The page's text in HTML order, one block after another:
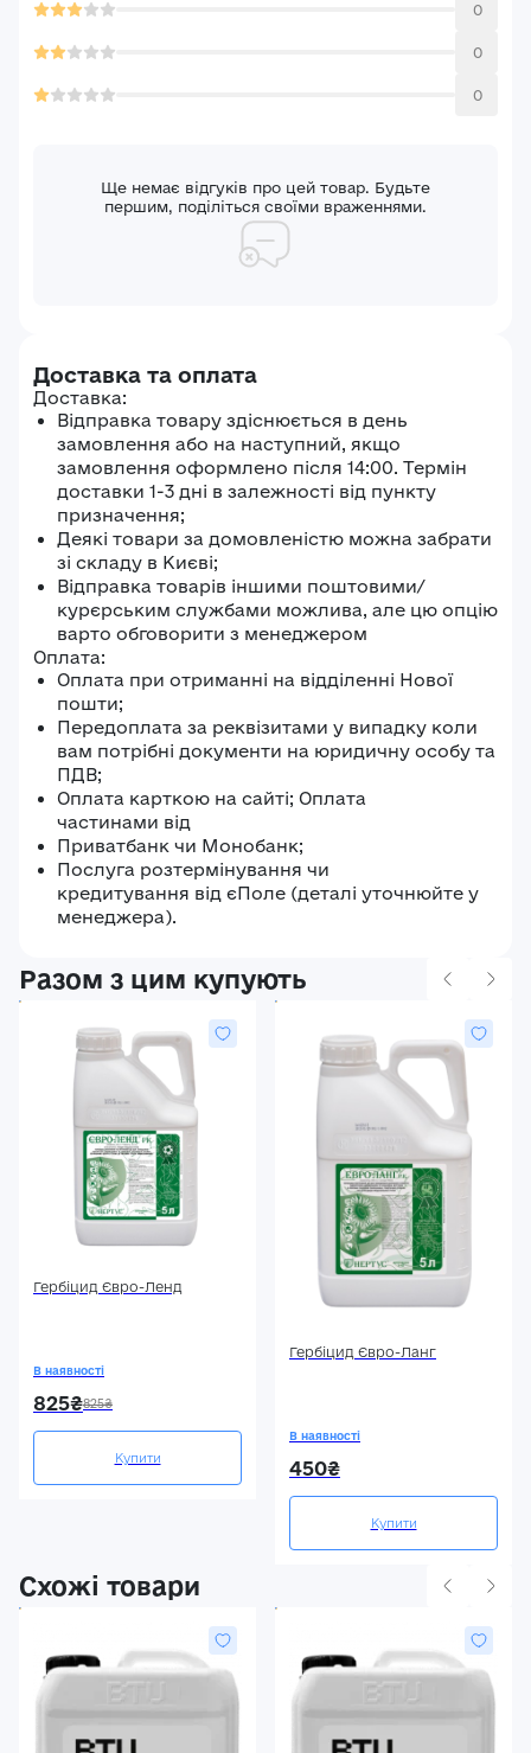
0
0
0
Ще немає відгуків про цей товар. Будьте
першим, поділіться своїми враженнями.
Доставка та оплата
Доставка:
Відправка товару здіснюється в день
замовлення або на наступний, якщо
замовлення оформлено після 14:00. Термін
доставки 1-3 дні в залежності від пункту
призначення;
Деякі товари за домовленістю можна забрати
зі складу в Києві;
Відправка товарів іншими поштовими/
курєрським службами можлива, але цю опцію
варто обговорити з менеджером
Оплата:
Оплата при отриманні на відділенні Нової
пошти;
Передоплата за реквізитами у випадку коли
вам потрібні документи на юридичну особу та
ПДВ;
Оплата карткою на сайті; Оплата
частинами від
Приватбанк чи Монобанк;
Послуга розтермінування чи
кредитування від єПоле (деталі уточнюйте у
менеджера).
Разом з цим купують
Гербіцид Євро-Ленд
В наявності
825₴825₴
Купити
Гербіцид Євро-Ланг
В наявності
450₴
Купити
Схожі товари